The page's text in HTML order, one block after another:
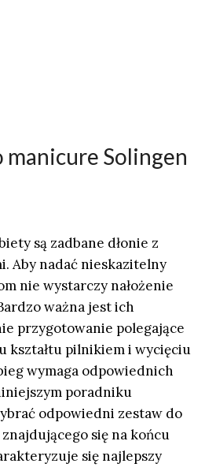
manicure Solingen
są zadbane dłonie z
Aby nadać nieskazitelny
nie wystarczy nałożenie
ważna jest ich
przygotowanie polegające
kształtu pilnikiem i wycięciu
wymaga odpowiednich
poradniku
odpowiedni zestaw do
się na końcu
się najlepszy